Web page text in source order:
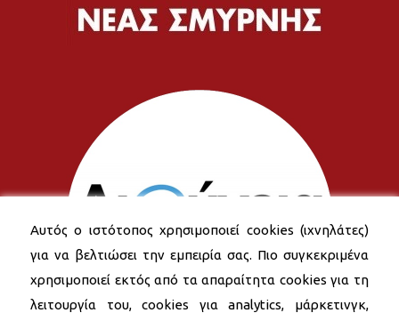
Αυτός ο ιστότοπος χρησιμοποιεί cookies (ιχνηλάτες)
για να βελτιώσει την εμπειρία σας. Πιο συγκεκριμένα
χρησιμοποιεί εκτός από τα απαραίτητα cookies για τη
λειτουργία του, cookies για analytics, μάρκετινγκ,